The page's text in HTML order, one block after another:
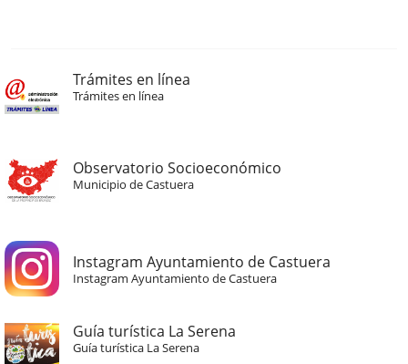
Trámites en línea
Trámites en línea
Observatorio Socioeconómico
Municipio de Castuera
Instagram Ayuntamiento de Castuera
Instagram Ayuntamiento de Castuera
Guía turística La Serena
Guía turística La Serena